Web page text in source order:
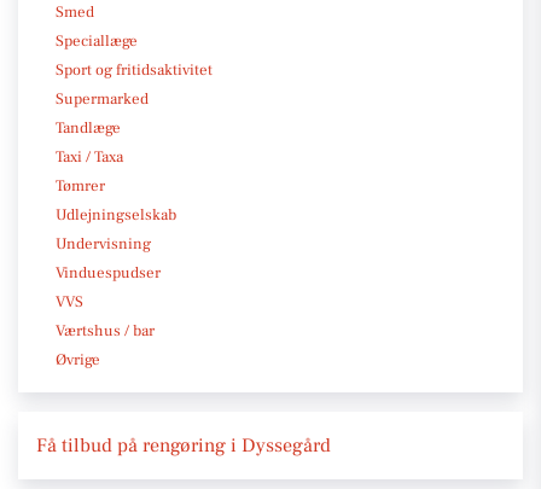
Smed
Speciallæge
Sport og fritidsaktivitet
Supermarked
Tandlæge
Taxi / Taxa
Tømrer
Udlejningselskab
Undervisning
Vinduespudser
VVS
Værtshus / bar
Øvrige
Få tilbud på rengøring i Dyssegård